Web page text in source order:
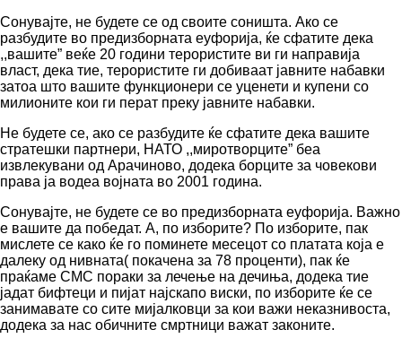
Сонувајте, не будете се од своите соништа. Ако се
разбудите во предизборната еуфорија, ќе сфатите дека
,,вашите” веќе 20 години терористите ви ги направија
власт, дека тие, терористите ги добиваат јавните набавки
затоа што вашите функционери се уценети и купени со
милионите кои ги перат преку јавните набавки.
Не будете се, ако се разбудите ќе сфатите дека вашите
стратешки партнери, НАТО ,,миротворците” беа
извлекувани од Арачиново, додека борците за човекови
права ја водеа војната во 2001 година.
Сонувајте, не будете се во предизборната еуфорија. Важно
е вашите да победат. А, по изборите? По изборите, пак
мислете се како ќе го поминете месецот со платата која е
далеку од нивната( покачена за 78 проценти), пак ќе
праќаме СМС пораки за лечење на дечиња, додека тие
јадат бифтеци и пијат најскапо виски, по изборите ќе се
занимавате со сите мијалковци за кои важи неказнивоста,
додека за нас обичните смртници важат законите.